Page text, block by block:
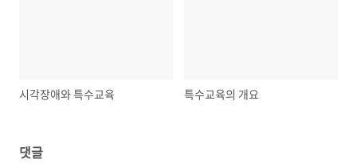
시각장애와 특수교육 특수교육의 개요
댓글